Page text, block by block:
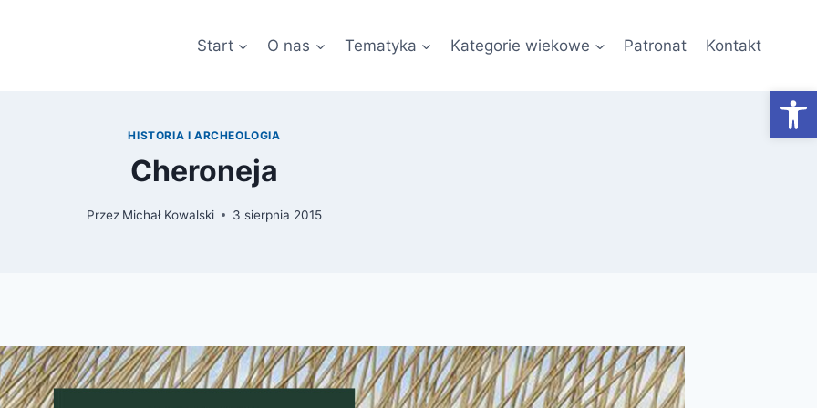
Start O nas Tematyka Kategorie wiekowe Patronat Kontakt
HISTORIA I ARCHEOLOGIA
Cheroneja
Przez Michał Kowalski 3 sierpnia 2015